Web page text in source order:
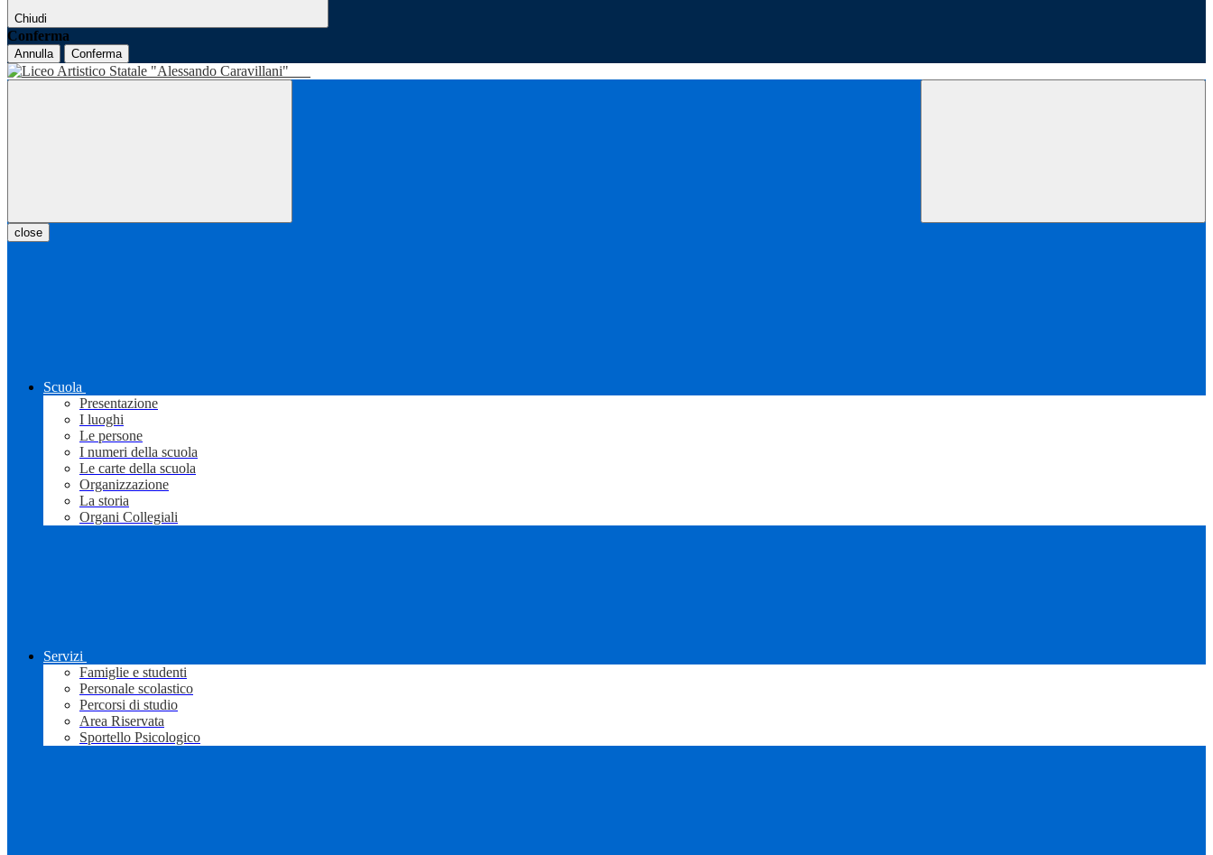
Chiudi
Conferma
Annulla Conferma
close
Scuola
Presentazione
I luoghi
Le persone
I numeri della scuola
Le carte della scuola
Organizzazione
La storia
Organi Collegiali
Servizi
Famiglie e studenti
Personale scolastico
Percorsi di studio
Area Riservata
Sportello Psicologico